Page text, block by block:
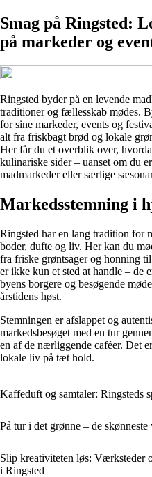
Smag på Ringsted:
på markeder og
Ringsted byder på en levende
traditioner og fællesskab mødes.
for sine markeder, events og
alt fra friskbagt brød og lokale
Her får du et overblik over,
kulinariske sider – uanset om du
madmarkeder eller særlige
Markedsstemning i
Ringsted har en lang tradition for
boder, dufte og liv. Her kan du
fra friske grøntsager og honning
er ikke kun et sted at handle – de
byens borgere og besøgende
årstidens høst.
Stemningen er afslappet og
markedsbesøget med en tur
en af de nærliggende caféer. Det
lokale liv på tæt hold.
Kaffeduft og samtaler: Ringsteds
På tur i det grønne – de
Slip kreativiteten løs: Værksteder
i Ringsted